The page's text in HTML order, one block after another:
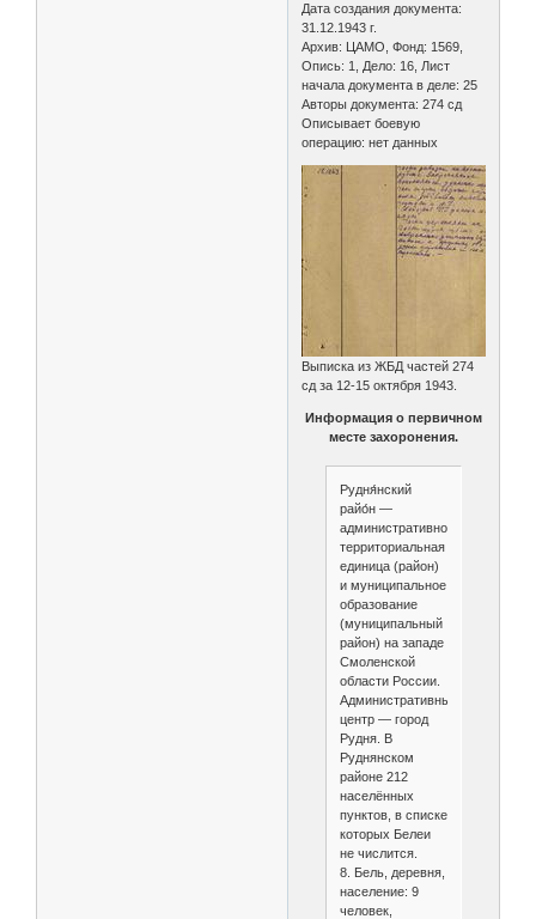
Дата создания документа:
31.12.1943 г.
Архив: ЦАМО, Фонд: 1569,
Опись: 1, Дело: 16, Лист
начала документа в деле: 25
Авторы документа: 274 сд
Описывает боевую
операцию: нет данных
Выписка из ЖБД частей 274
сд за 12-15 октября 1943.
Информация о первичном
месте захоронения.
Рудня́нский
райо́н —
административно-
территориальная
единица (район)
и муниципальное
образование
(муниципальный
район) на западе
Смоленской
области России.
Административный
центр — город
Рудня. В
Руднянском
районе 212
населённых
пунктов, в списке
которых Белеи
не числится.
8. Бель, деревня,
население: 9
человек,